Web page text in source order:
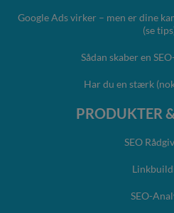
Google Ads virker – men er dine
(se
Sådan skaber en
Har du en stærk
PRODUKTER
SEO
SEO-